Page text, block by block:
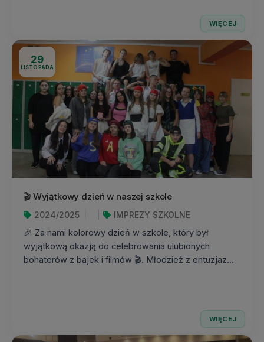
WIĘCEJ
29
LISTOPADA
🎬 Wyjątkowy dzień w naszej szkole
2024/2025
IMPREZY SZKOLNE
🎉 Za nami kolorowy dzień w szkole, który był
wyjątkową okazją do celebrowania ulubionych
bohaterów z bajek i filmów 🎬. Młodzież z entuzjaz...
WIĘCEJ